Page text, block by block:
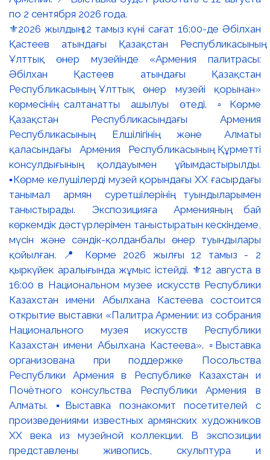
⚜️2026 жылдың 12 тамыз күні сағат 16:00-де Әбілхан
Қастеев атындағы Қазақстан Республикасының
Ұлттық өнер музейінде «Армения палитрасы:
Әбілхан Қастеев атындағы Қазақстан
Республикасының Ұлттық өнер музейі қорынан»
көрмесінің салтанатты ашылуы өтеді. ▫️Көрме
Қазақстан Республикасындағы Армения
Республикасының Елшілігінің және Алматы
қаласындағы Армения Республикасының Құрметті
консулдығының қолдауымен ұйымдастырылды.
▪️Көрме келушілерді музей қорындағы ХХ ғасырдағы
танымал армян суретшілерінің туындыларымен
таныстырады. Экспозицияға Арменияның бай
көркемдік дәстүрлерімен таныстыратын кескіндеме,
мүсін және сәндік-қолданбалы өнер туындылары
қойылған. 📍 Көрме 2026 жылғы 12 тамыз - 2
қыркүйек аралығында жұмыс істейді. ⚜️12 августа в
16:00 в Национальном музее искусств Республики
Казахстан имени Абылхана Кастеева состоится
открытие выставки «Палитра Армении: из собрания
Национального музея искусств Республики
Казахстан имени Абылхана Кастеева». ▫️Выставка
организована при поддержке Посольства
Республики Армения в Республике Казахстан и
Почётного консульства Республики Армения в
Алматы. ▪️Выставка познакомит посетителей с
произведениями известных армянских художников
XX века из музейной коллекции. В экспозиции
представлены живопись, скульптура и